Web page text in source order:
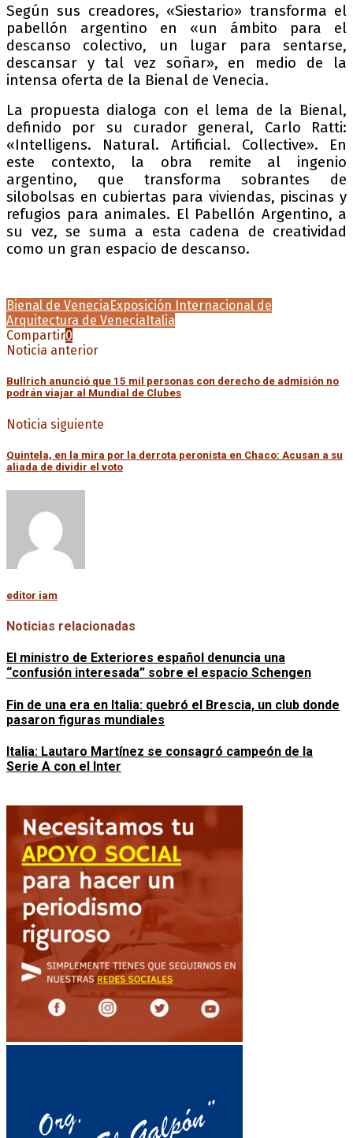
Según sus creadores, «Siestario» transforma el
pabellón argentino en «un ámbito para el
descanso colectivo, un lugar para sentarse,
descansar y tal vez soñar», en medio de la
intensa oferta de la Bienal de Venecia.
La propuesta dialoga con el lema de la Bienal,
definido por su curador general, Carlo Ratti:
«Intelligens. Natural. Artificial. Collective». En
este contexto, la obra remite al ingenio
argentino, que transforma sobrantes de
silobolsas en cubiertas para viviendas, piscinas y
refugios para animales. El Pabellón Argentino, a
su vez, se suma a esta cadena de creatividad
como un gran espacio de descanso.
Bienal de Venecia Exposición Internacional de
Arquitectura de Venecia Italia
Compartir0
Noticia anterior
Bullrich anunció que 15 mil personas con derecho de admisión no
podrán viajar al Mundial de Clubes
Noticia siguiente
Quintela, en la mira por la derrota peronista en Chaco: Acusan a su
aliada de dividir el voto
editor iam
Noticias relacionadas
El ministro de Exteriores español denuncia una
“confusión interesada” sobre el espacio Schengen
Fin de una era en Italia: quebró el Brescia, un club donde
pasaron figuras mundiales
Italia: Lautaro Martínez se consagró campeón de la
Serie A con el Inter